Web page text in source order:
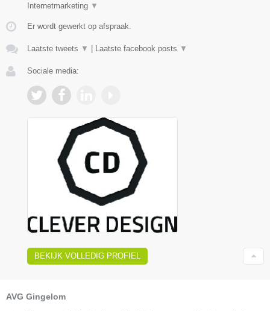
Internetmarketing ▼
Er wordt gewerkt op afspraak.
Laatste tweets ▼ | Laatste facebook posts ▼
Sociale media:
BEKIJK VOLLEDIG PROFIEL
AVG Gingelom